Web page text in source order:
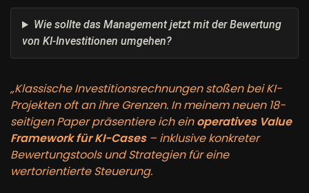
Wie sollte das Management jetzt mit der Bewertung
von KI-Investitionen umgehen?
„Klassische Investitionsrechnungen stoßen bei KI-
Projekten oft an ihre Grenzen. In meinem neuen 18-
seitigen Paper präsentiere ich einoperatives Value
Framework für KI-Cases– inklusive konkreter
Bewertungstools und Strategien für eine
wertorientierte Steuerung.